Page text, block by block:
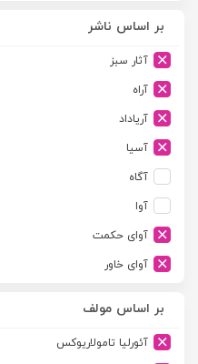
بر اساس ناشر
آثار سبز
آراه
آریاداد
آسیا
آگاه
آوا
آوای حکمت
آوای خاور
آیدین
بر اساس مولف
آئورلیا تامولاریوکس